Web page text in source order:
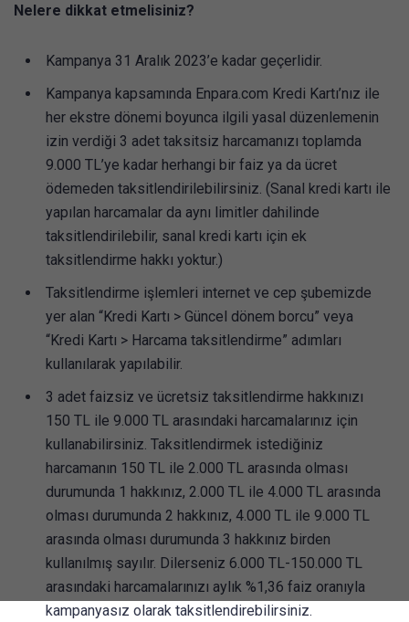
Nelere dikkat etmelisiniz?
Kampanya 31 Aralık 2023’e kadar geçerlidir.
Kampanya kapsamında Enpara.com Kredi Kartı’nız ile
her ekstre dönemi boyunca ilgili yasal düzenlemenin
izin verdiği 3 adet taksitsiz harcamanızı toplamda
9.000 TL’ye kadar herhangi bir faiz ya da ücret
ödemeden taksitlendirilebilirsiniz. (Sanal kredi kartı ile
yapılan harcamalar da aynı limitler dahilinde
taksitlendirilebilir, sanal kredi kartı için ek
taksitlendirme hakkı yoktur.)
Taksitlendirme işlemleri internet ve cep şubemizde
yer alan “Kredi Kartı > Güncel dönem borcu” veya
“Kredi Kartı > Harcama taksitlendirme” adımları
kullanılarak yapılabilir.
3 adet faizsiz ve ücretsiz taksitlendirme hakkınızı
150 TL ile 9.000 TL arasındaki harcamalarınız için
kullanabilirsiniz. Taksitlendirmek istediğiniz
harcamanın 150 TL ile 2.000 TL arasında olması
durumunda 1 hakkınız, 2.000 TL ile 4.000 TL arasında
olması durumunda 2 hakkınız, 4.000 TL ile 9.000 TL
arasında olması durumunda 3 hakkınız birden
kullanılmış sayılır. Dilerseniz 6.000 TL-150.000 TL
arasındaki harcamalarınızı aylık %1,36 faiz oranıyla
kampanyasız olarak taksitlendirebilirsiniz.